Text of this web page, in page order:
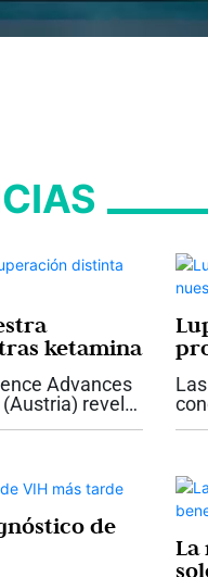
ketamina
Advances
revela
de
La